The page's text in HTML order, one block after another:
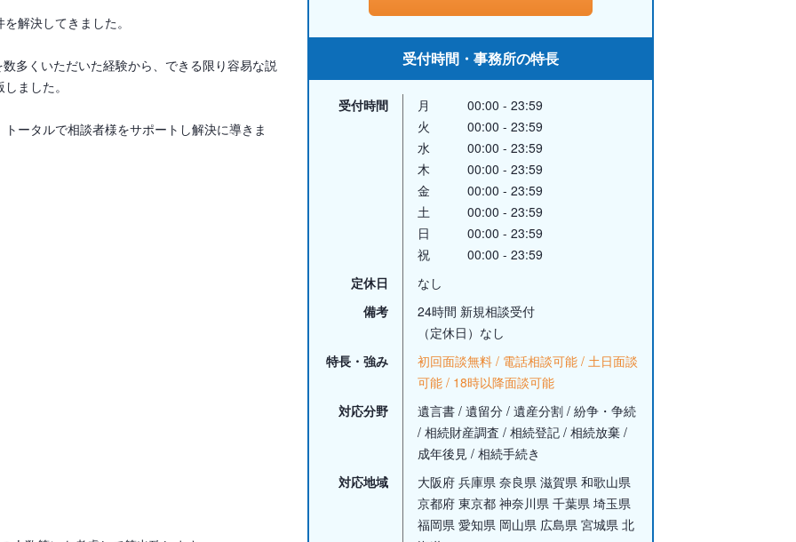
解決してきました。
多くいただいた経験から、できる限り容易な説
ました。
ータルで相談者様をサポートし解決に導きま
受付時間・事務所の特長
受付時間 月
00:00 - 23:59
火
00:00 - 23:59
水
00:00 - 23:59
木
00:00 - 23:59
金
00:00 - 23:59
土
00:00 - 23:59
日
00:00 - 23:59
祝
00:00 - 23:59
定休日
なし
備考
24時間 新規相談受付
（定休日）なし
特長・強み
初回面談無料 / 電話相談可能 / 土日面談
可能 / 18時以降面談可能
対応分野
遺言書 / 遺留分 / 遺産分割 / 紛争・争続
/ 相続財産調査 / 相続登記 / 相続放棄 /
成年後見 / 相続手続き
対応地域
大阪府 兵庫県 奈良県 滋賀県 和歌山県
京都府 東京都 神奈川県 千葉県 埼玉県
福岡県 愛知県 岡山県 広島県 宮城県 北